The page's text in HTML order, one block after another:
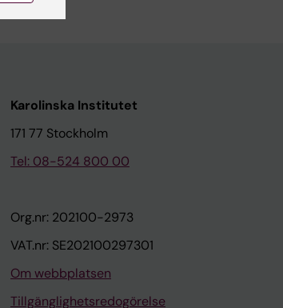
Karolinska Institutet
171 77 Stockholm
Tel: 08-524 800 00
Org.nr: 202100-2973
VAT.nr: SE202100297301
Om webbplatsen
Tillgänglighetsredogörelse